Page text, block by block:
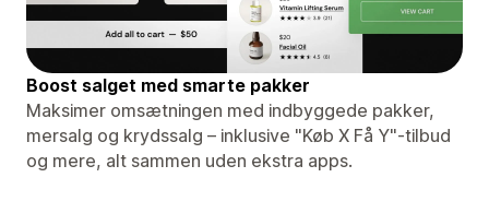
Boost salget med smarte pakker
Maksimer omsætningen med indbyggede pakker,
mersalg og krydssalg – inklusive "Køb X Få Y"-tilbud
og mere, alt sammen uden ekstra apps.